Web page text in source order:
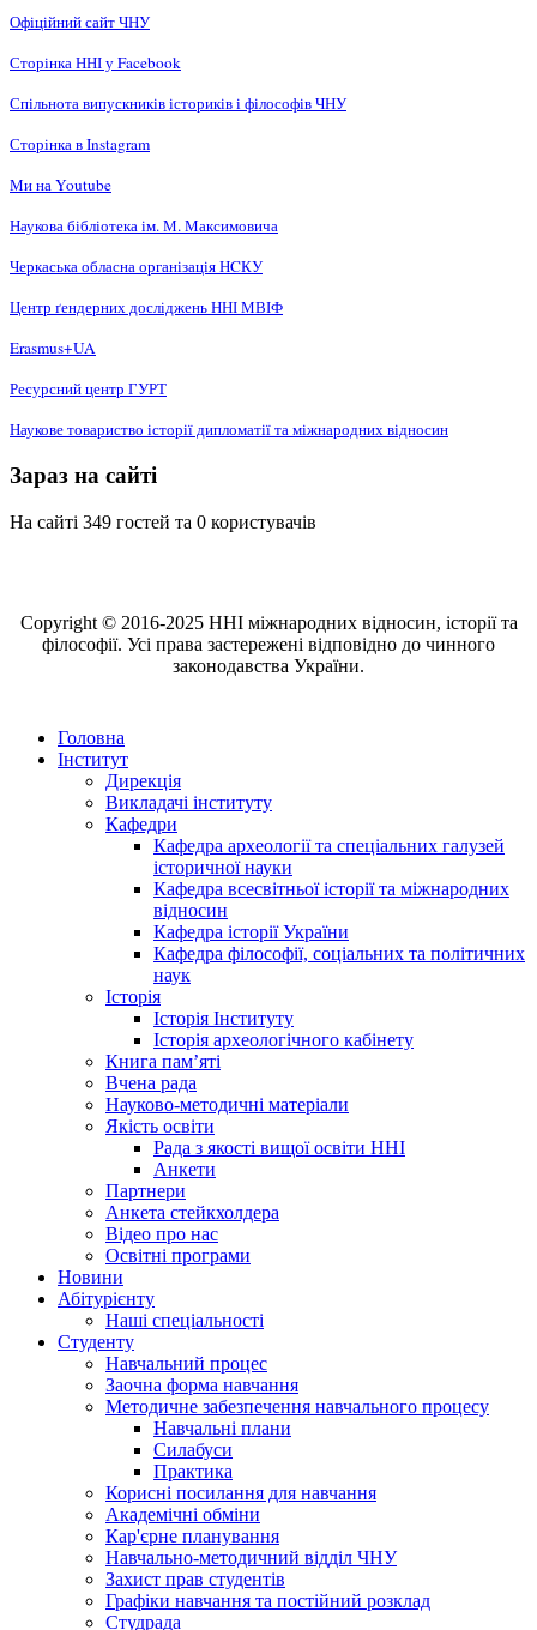
Офіційний сайт ЧНУ
Сторінка ННІ у Facebook
Спільнота випускників істориків і філософів ЧНУ
Сторінка в Instagram
Ми на Youtube
Наукова бібліотека ім. М. Максимовича
Черкаська обласна організація НCКУ
Центр ґендерних досліджень ННІ МВІФ
Erasmus+UA
Ресурсний центр ГУРТ
Наукове товариство історії дипломатії та міжнародних відносин
Зараз на сайті
На сайті 349 гостей та 0 користувачів
Copyright © 2016-2025 ННІ міжнародних відносин, історії та
філософії. Усі права застережені відповідно до чинного
законодавства України.
Головна
Інститут
Дирекція
Викладачі інституту
Кафедри
Кафедра археології та спеціальних галузей
історичної науки
Кафедра всесвітньої історії та міжнародних
відносин
Кафедра історії України
Кафедра філософії, соціальних та політичних
наук
Історія
Історія Інституту
Історія археологічного кабінету
Книга памʼяті
Вчена рада
Науково-методичні матеріали
Якість освіти
Рада з якості вищої освіти ННІ
Анкети
Партнери
Анкета стейкхолдера
Відео про нас
Освітні програми
Hовини
Абітурієнту
Наші спеціальності
Студенту
Навчальний процес
Заочна форма навчання
Методичне забезпечення навчального процесу
Навчальні плани
Силабуси
Практика
Корисні посилання для навчання
Академічні обміни
Кар'єрне планування
Навчально-методичний відділ ЧНУ
Захист прав студентів
Графіки навчання та постійний розклад
Студрада